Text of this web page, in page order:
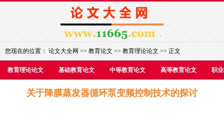
您现在的位置：论文大全网>>教育论文>>教育理论论文>> 正文
教育理论论文 基础教育论文 中等教育论文 高等教育论文 职
关于降膜蒸发器循环泵变频控制技术的探讨